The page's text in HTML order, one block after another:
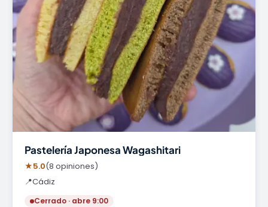
Pastelería Japonesa Wagashitari
★5.0(8 opiniones)
📍Cádiz
Cerrado · abre 9:00